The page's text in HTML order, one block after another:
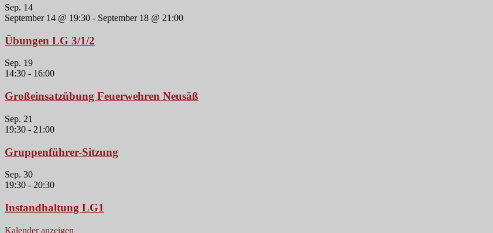
Sep. 14
September 14 @ 19:30 - September 18 @ 21:00
Übungen LG 3/1/2
Sep. 19
14:30 - 16:00
Großeinsatzübung Feuerwehren Neusäß
Sep. 21
19:30 - 21:00
Gruppenführer-Sitzung
Sep. 30
19:30 - 20:30
Instandhaltung LG1
Kalender anzeigen